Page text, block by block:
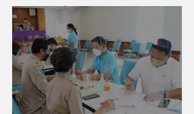
จังหวัดสู่ “Creative
Wellness & Tourism Hub”
ของประเทศ